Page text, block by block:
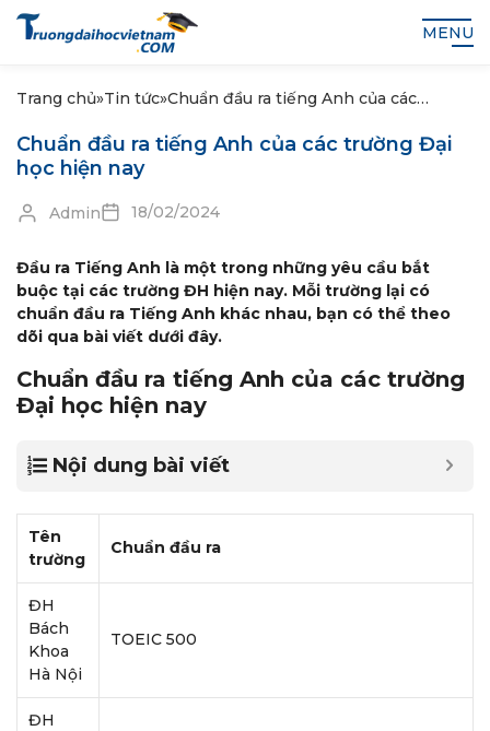
MENU
Trang chủ»Tin tức»Chuẩn đầu ra tiếng Anh của các
Chuẩn đầu ra tiếng Anh của các trường Đại
học hiện nay
Admin 18/02/2024
Đầu ra Tiếng Anh là một trong những yêu cầu bắt
buộc tại các trường ĐH hiện nay. Mỗi trường lại có
chuẩn đầu ra Tiếng Anh khác nhau, bạn có thể theo
dõi qua bài viết dưới đây.
Chuẩn đầu ra tiếng Anh của các trường
Đại học hiện nay
Nội dung bài viết
Tên
trường
Chuẩn đầu ra
ĐH
Bách
Khoa
Hà Nội
TOEIC 500
ĐH